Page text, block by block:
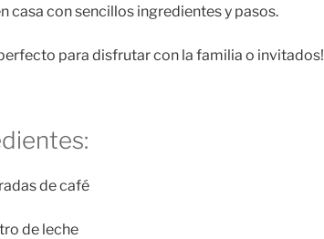
casa con sencillos ingredientes y pasos.
para disfrutar con la familia o invitados!
de café
de leche